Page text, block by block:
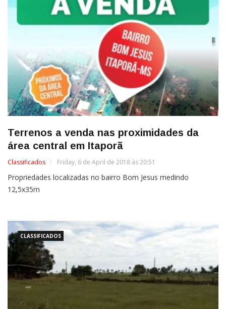
Terrenos a venda nas proximidades da
área central em Itaporã
Classificados Friday, 6 de April de 2018 às 20:51
Propriedades localizadas no bairro Bom Jesus medindo
12,5x35m
CLASSIFICADOS